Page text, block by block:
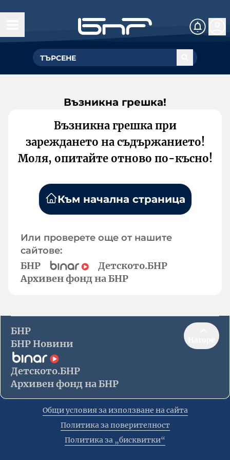
Възникна грешка!
Възникна грешка при
зареждането на съдържанието!
Моля, опитайте отново по-късно!
Към начална страница
Или проверете още от нашите
сайтове:
БНР
Детското.БНР
Архивен фонд на БНР
БНР
БНР Новини
Детското.БНР
Архивен фонд на БНР
Общи условия за използване на сайта
Политика за поверителност
Политика за „бисквитки“